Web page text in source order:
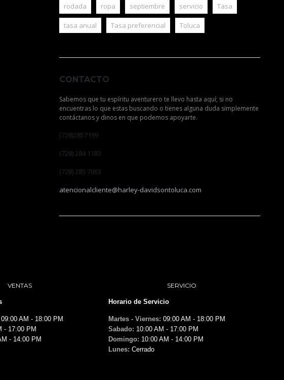
rodada ropa septiembre servicio Tasa
tasa anual Tasa preferencial Toluca
CONTACTO
Sabemos que tu espíritu aventurero te llevo hasta aquí; si no
encuentras lo que estas buscando o tienes alguna duda simplemente
contáctanos y dinos en que podemos apoyarte.
(728)2857199
(728) 284 1183
(728) 285 7063
atencionalcliente@harley-davidsontoluca.com
VENTAS
09:00 AM - 18:00 PM
- 17:00 PM
- 14:00 PM
SERVICIO
Horario de Servicio
Martes - Viernes: 09:00 AM - 18:00 PM
Sabado: 10:00 AM - 17:00 PM
Domingo: 10:00 AM - 14:00 PM
Lunes: Cerrado